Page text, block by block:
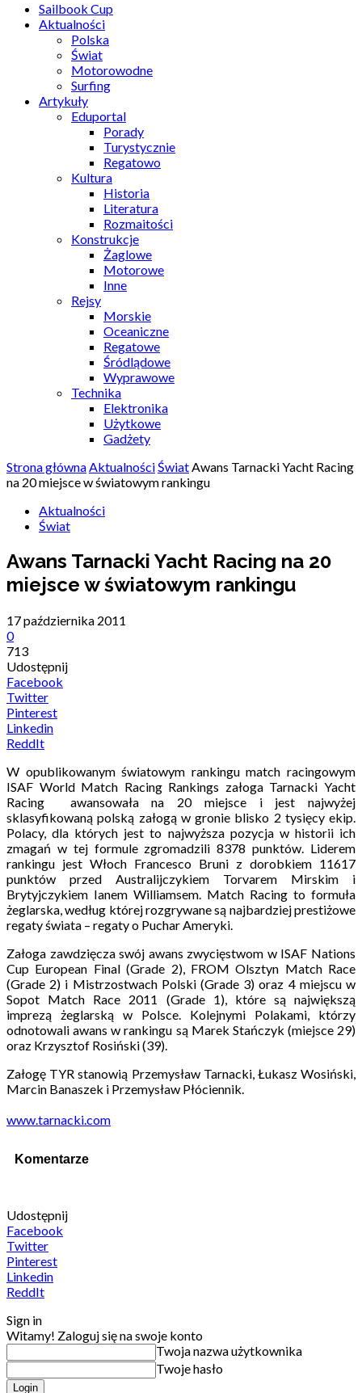
Sailbook Cup
Aktualności
Polska
Świat
Motorowodne
Surfing
Artykuły
Eduportal
Porady
Turystycznie
Regatowo
Kultura
Historia
Literatura
Rozmaitości
Konstrukcje
Żaglowe
Motorowe
Inne
Rejsy
Morskie
Oceaniczne
Regatowe
Śródlądowe
Wyprawowe
Technika
Elektronika
Użytkowe
Gadżety
Strona głównaAktualnościŚwiatAwans Tarnacki Yacht Racing
na 20 miejsce w światowym rankingu
Aktualności
Świat
Awans Tarnacki Yacht Racing na 20
miejsce w światowym rankingu
17 października 2011
0
713
Udostępnij
Facebook
Twitter
Pinterest
Linkedin
ReddIt
W opublikowanym światowym rankingu match racingowym
ISAF World Match Racing Rankings załoga Tarnacki Yacht
Racing awansowała na 20 miejsce i jest najwyżej
sklasyfikowaną polską załogą w gronie blisko 2 tysięcy ekip.
Polacy, dla których jest to najwyższa pozycja w historii ich
zmagań w tej formule zgromadzili 8378 punktów. Liderem
rankingu jest Włoch Francesco Bruni z dorobkiem 11617
punktów przed Australijczykiem Torvarem Mirskim i
Brytyjczykiem Ianem Williamsem. Match Racing to formuła
żeglarska, według której rozgrywane są najbardziej prestiżowe
regaty świata – regaty o Puchar Ameryki.
Załoga zawdzięcza swój awans zwycięstwom w ISAF Nations
Cup European Final (Grade 2), FROM Olsztyn Match Race
(Grade 2) i Mistrzostwach Polski (Grade 3) oraz 4 miejscu w
Sopot Match Race 2011 (Grade 1), które są największą
imprezą żeglarską w Polsce. Kolejnymi Polakami, którzy
odnotowali awans w rankingu są Marek Stańczyk (miejsce 29)
oraz Krzysztof Rosiński (39).
Załogę TYR stanowią Przemysław Tarnacki, Łukasz Wosiński,
Marcin Banaszek i Przemysław Płóciennik.
www.tarnacki.com
Komentarze
Udostępnij
Facebook
Twitter
Pinterest
Linkedin
ReddIt
Sign in
Witamy! Zaloguj się na swoje konto
Twoja nazwa użytkownika
Twoje hasło